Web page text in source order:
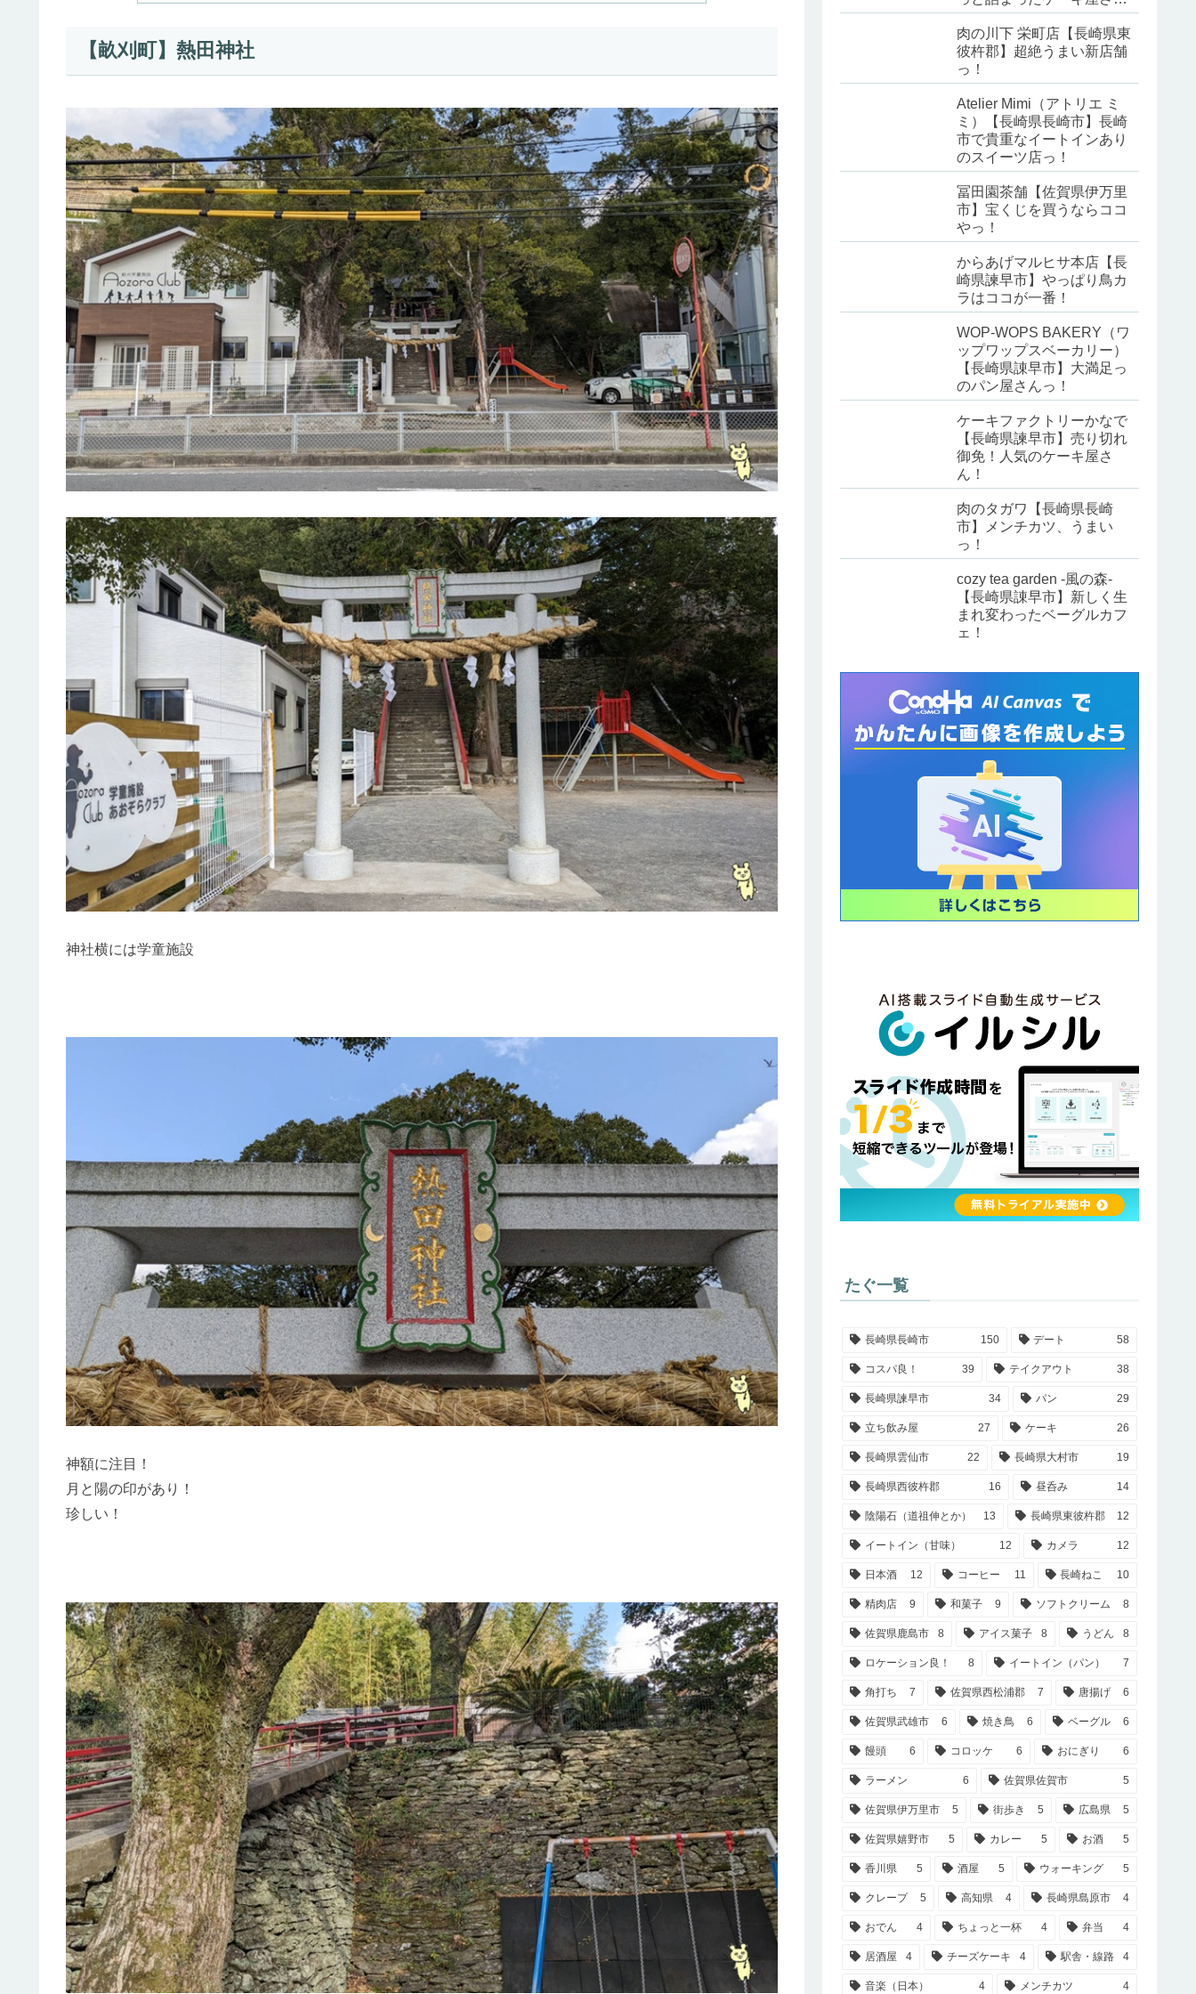
【畝刈町】熱田神社
神社横には学童施設
神額に注目！
月と陽の印があり！
珍しい！
ん！
肉の川下 栄町店【長崎県東
彼杵郡】超絶うまい新店舗
っ！
Atelier Mimi（アトリエ ミ
ミ）【長崎県長崎市】長崎
市で貴重なイートインあり
のスイーツ店っ！
冨田園茶舗【佐賀県伊万里
市】宝くじを買うならココ
やっ！
からあげマルヒサ本店【長
崎県諫早市】やっぱり鳥カ
ラはココが一番！
WOP-WOPS BAKERY（ワ
ップワップスベーカリー）
【長崎県諌早市】大満足っ
のパン屋さんっ！
ケーキファクトリーかなで
【長崎県諫早市】売り切れ
御免！人気のケーキ屋さ
ん！
肉のタガワ【長崎県長崎
市】メンチカツ、うまい
っ！
cozy tea garden -風の森-
【長崎県諌早市】新しく生
まれ変わったベーグルカフ
ェ！
たぐ一覧
長崎県長崎市 150 デート 58
コスパ良！ 39 テイクアウト 38
長崎県諫早市 34 パン 29
立ち飲み屋 27 ケーキ 26
長崎県雲仙市 22 長崎県大村市 19
長崎県西彼杵郡 16 昼呑み 14
陰陽石（道祖伸とか） 13 長崎県東彼杵郡 12
イートイン（甘味） 12 カメラ 12
日本酒 12 コーヒー 11 長崎ねこ 10
精肉店 9 和菓子 9 ソフトクリーム 8
佐賀県鹿島市 8 アイス菓子 8 うどん 8
ロケーション良！ 8 イートイン（パン） 7
角打ち 7 佐賀県西松浦郡 7 唐揚げ 6
佐賀県武雄市 6 焼き鳥 6 ベーグル 6
饅頭 6 コロッケ 6 おにぎり 6
ラーメン 6 佐賀県佐賀市 5
佐賀県伊万里市 5 街歩き 5 広島県 5
佐賀県嬉野市 5 カレー 5 お酒 5
香川県 5 酒屋 5 ウォーキング 5
クレープ 5 高知県 4 長崎県島原市 4
おでん 4 ちょっと一杯 4 弁当 4
居酒屋 4 チーズケーキ 4 駅舎・線路 4
音楽（日本） 4 メンチカツ 4